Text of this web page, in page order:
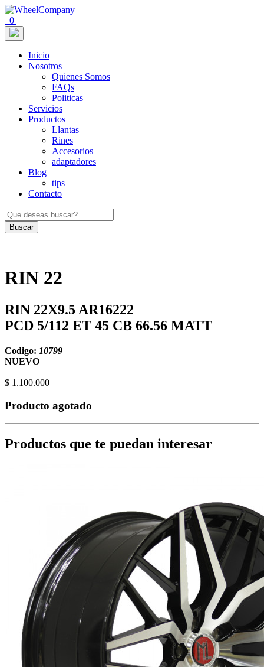
0
Inicio
Nosotros
Quienes Somos
FAQs
Politicas
Servicios
Productos
Llantas
Rines
Accesorios
adaptadores
Blog
tips
Contacto
Buscar
RIN 22
RIN 22X9.5 AR16222
PCD 5/112 ET 45 CB 66.56 MATT
Codigo: 10799
NUEVO
$ 1.100.000
Producto agotado
Productos que te puedan interesar